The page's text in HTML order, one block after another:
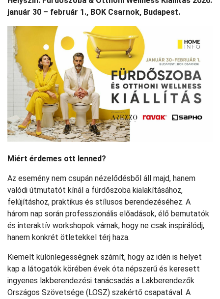
január 30 – február 1., BOK Csarnok, Budapest.
Miért érdemes ott lenned?
Az esemény nem csupán nézelődésből áll majd, hanem
valódi útmutatót kínál a fürdőszoba kialakításához,
felújításhoz, praktikus és stílusos berendezéséhez. A
három nap során professzionális előadások, élő bemutatók
és interaktív workshopok várnak, hogy ne csak inspirálódj,
hanem konkrét ötletekkel térj haza.
Kiemelt különlegességnek számít, hogy az idén is helyet
kap a látogatók körében évek óta népszerű és keresett
ingyenes lakberendezési tanácsadás a Lakberendezők
Országos Szövetsége (LOSZ) szakértő csapatával. A